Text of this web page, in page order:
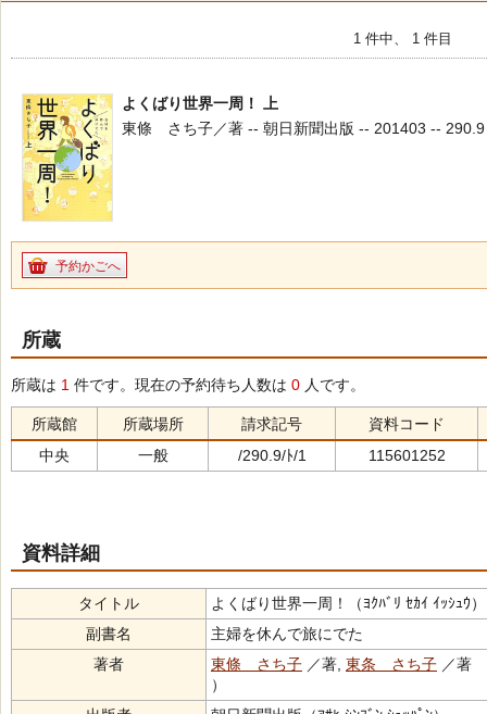
1 件中、 1 件目
よくばり世界一周！ 上
東條 さち子／著 -- 朝日新聞出版 -- 201403 -- 290.9
予約かごへ
所蔵
所蔵は 1 件です。現在の予約待ち人数は 0 人です。
所蔵館 所蔵場所 請求記号
資料コード
中央
一般 /290.9/ﾄ/1 115601252
資料詳細
タイトル
よくばり世界一周！（ﾖｸﾊﾞﾘ ｾｶｲ ｲｯｼｭｳ
副書名
主婦を休んで旅にでた
著者
東條 さち子 ／著, 東条 さち子 ／著
）